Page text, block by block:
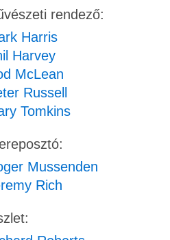
rendező:
Harris
Harvey
McLean
Russell
Tomkins
Mussenden
Rich